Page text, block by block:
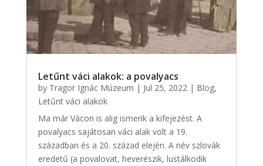
Letűnt váci alakok: a povalyacs
by Tragor Ignác Múzeum | Jul 25, 2022| Blog,
Letűnt váci alakok
Ma már Vácon is alig ismerik a kifejezést. A
povalyacs sajátosan váci alak volt a 19.
században és a 20. század elején. A név szlovák
eredetű (a povalovat, heverészik, lustálkodik